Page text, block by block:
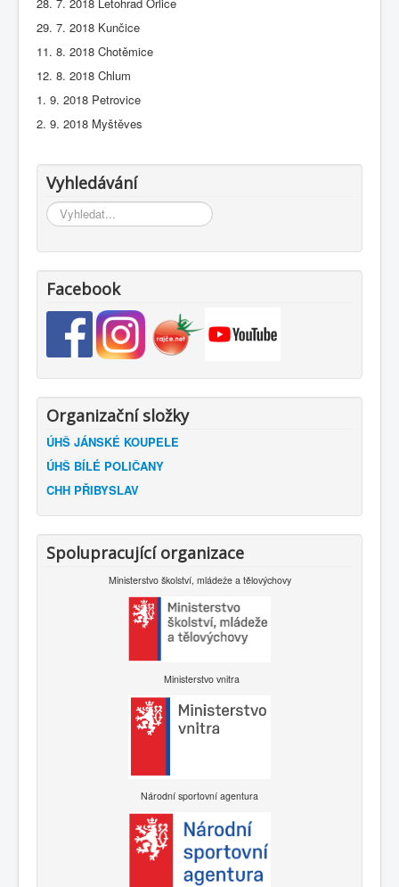
29. 7. 2018 Kunčice
11. 8. 2018 Chotěmice
12. 8. 2018 Chlum
1. 9. 2018 Petrovice
2. 9. 2018 Myštěves
Vyhledávání
Vyhledávání...
Facebook
Organizační složky
ÚHŠ JÁNSKÉ KOUPELE
ÚHŠ BÍLÉ POLIČANY
CHH PŘIBYSLAV
Spolupracující organizace
Ministerstvo školství, mládeže a tělovýchovy
Ministerstvo vnitra
Národní sportovní agentura